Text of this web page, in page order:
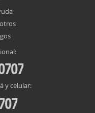
y celular: